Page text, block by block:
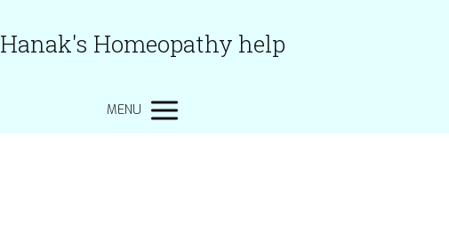
Hanak's Homeopathy help
MENU